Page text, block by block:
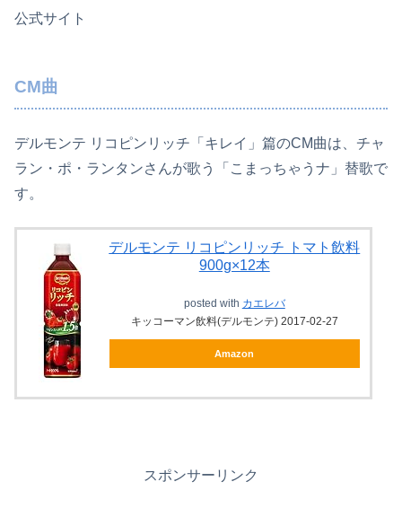
公式サイト
CM曲
デルモンテ リコピンリッチ「キレイ」篇のCM曲は、チャ
ラン・ポ・ランタンさんが歌う「こまっちゃうナ」替歌で
す。
デルモンテ リコピンリッチ トマト飲料
900g×12本
posted with カエレバ
キッコーマン飲料(デルモンテ) 2017-02-27
Amazon
スポンサーリンク